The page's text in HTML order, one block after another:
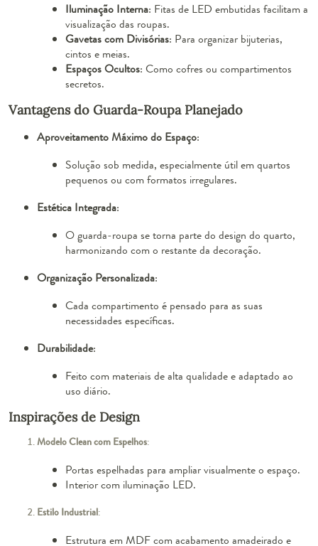
Iluminação Interna: Fitas de LED embutidas facilitam a
visualização das roupas.
Gavetas com Divisórias: Para organizar bijuterias,
cintos e meias.
Espaços Ocultos: Como cofres ou compartimentos
secretos.
Vantagens do Guarda-Roupa Planejado
Aproveitamento Máximo do Espaço:
Solução sob medida, especialmente útil em quartos
pequenos ou com formatos irregulares.
Estética Integrada:
O guarda-roupa se torna parte do design do quarto,
harmonizando com o restante da decoração.
Organização Personalizada:
Cada compartimento é pensado para as suas
necessidades específicas.
Durabilidade:
Feito com materiais de alta qualidade e adaptado ao
uso diário.
Inspirações de Design
Modelo Clean com Espelhos:
Portas espelhadas para ampliar visualmente o espaço.
Interior com iluminação LED.
Estilo Industrial:
Estrutura em MDF com acabamento amadeirado e